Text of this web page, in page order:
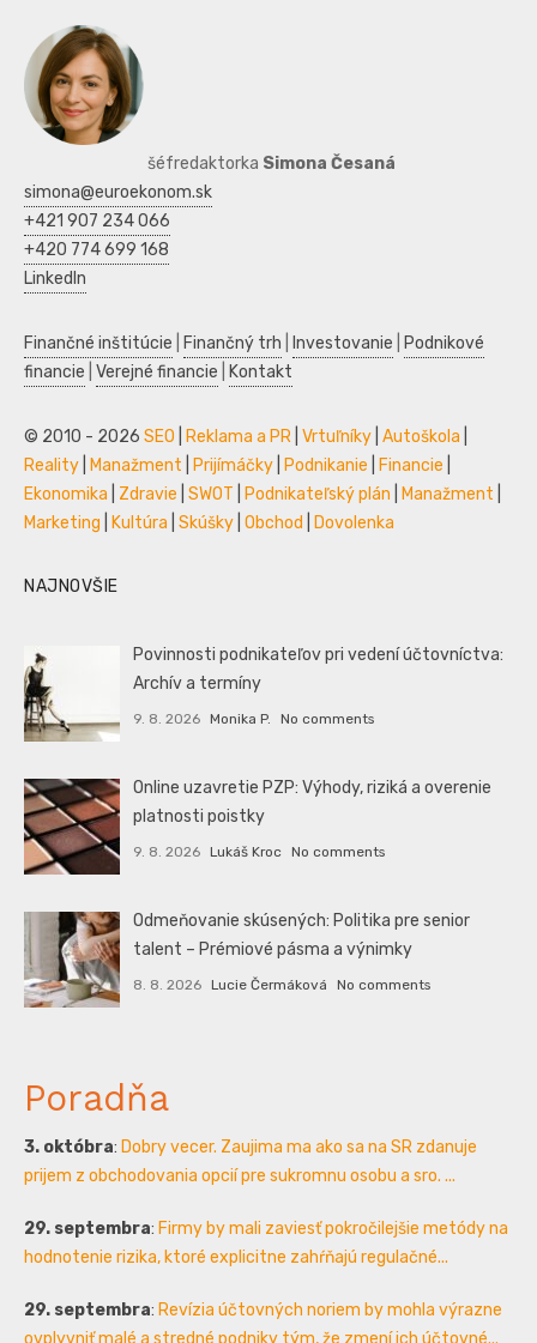
šéfredaktorka Simona Česaná
simona@euroekonom.sk
+421 907 234 066
+420 774 699 168
LinkedIn
Finančné inštitúcie Finančný trh Investovanie
Podnikové
financie Verejné financie Kontakt
© 2010 - 2026 SEO Reklama a PR Vrtuľníky Autoškola
Reality
Manažment Prijímáčky Podnikanie Financie
Ekonomika
Zdravie SWOT Podnikateľský plán Manažment
Marketing
Kultúra Skúšky Obchod Dovolenka
NAJNOVŠIE
Povinnosti podnikateľov pri vedení účtovníctva:
Archív a termíny
9. 8. 2026 Monika P. No comments
Online uzavretie PZP: Výhody, riziká a overenie
platnosti poistky
9. 8. 2026 Lukáš Kroc No comments
Odmeňovanie skúsených: Politika pre senior
talent – Prémiové pásma a výnimky
8. 8. 2026 Lucie Čermáková No comments
Poradňa
3. októbra: Dobry vecer. Zaujima ma ako sa na SR zdanuje
prijem z obchodovania opcií pre sukromnu osobu a sro. ...
29. septembra: Firmy by mali zaviesť pokročilejšie metódy na
hodnotenie rizika, ktoré explicitne zahŕňajú regulačné...
29. septembra: Revízia účtovných noriem by mohla výrazne